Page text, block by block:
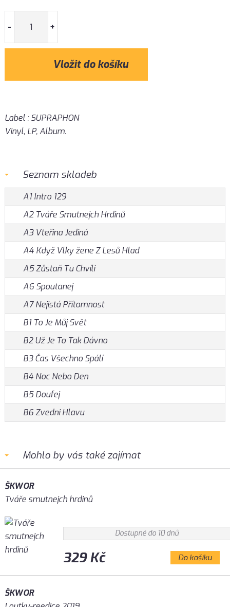
- +
Label : SUPRAPHON
Vinyl, LP, Album.
Seznam skladeb
A1 Intro 129
A2 Tváře Smutnejch Hrdinů
A3 Vteřina Jediná
A4 Když Vlky žene Z Lesů Hlad
A5 Zůstaň Tu Chvíli
A6 Spoutanej
A7 Nejistá Přítomnost
B1 To Je Můj Svět
B2 Už Je To Tak Dávno
B3 Čas Všechno Spálí
B4 Noc Nebo Den
B5 Doufej
B6 Zvedni Hlavu
Mohlo by vás také zajímat
ŠKWOR
Tváře smutnejch hrdinů
Dostupné do 10 dnů
329 Kč Do košíku
ŠKWOR